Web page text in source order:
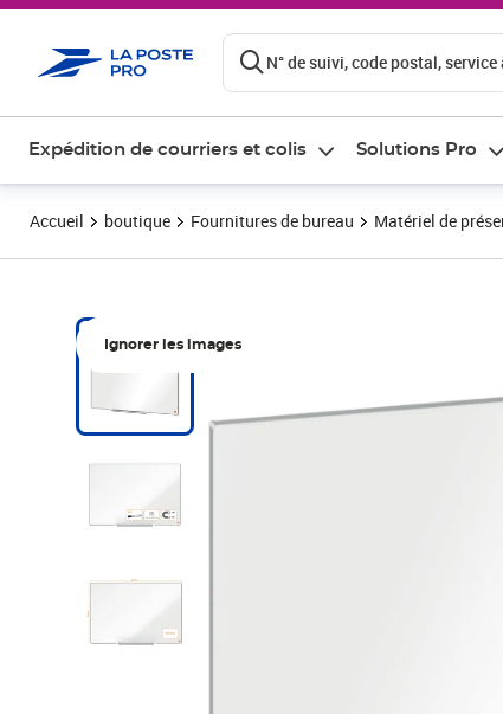
N° de suivi, code postal,
Expédition de courriers et colis Solutions Pro
Accueil boutique Fournitures de bureau Matériel de
Ignorer les images